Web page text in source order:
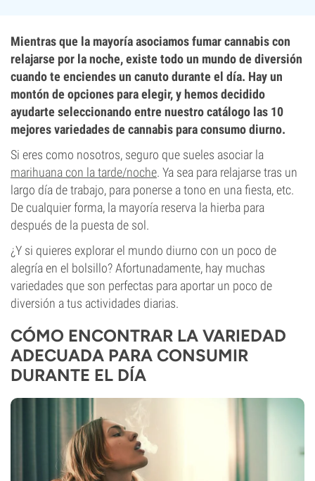
Mientras que la mayoría asociamos fumar cannabis con
relajarse por la noche, existe todo un mundo de diversión
cuando te enciendes un canuto durante el día. Hay un
montón de opciones para elegir, y hemos decidido
ayudarte seleccionando entre nuestro catálogo las 10
mejores variedades de cannabis para consumo diurno.
Si eres como nosotros, seguro que sueles asociar la
marihuana con la tarde/noche. Ya sea para relajarse tras un
largo día de trabajo, para ponerse a tono en una fiesta, etc.
De cualquier forma, la mayoría reserva la hierba para
después de la puesta de sol.
¿Y si quieres explorar el mundo diurno con un poco de
alegría en el bolsillo? Afortunadamente, hay muchas
variedades que son perfectas para aportar un poco de
diversión a tus actividades diarias.
CÓMO ENCONTRAR LA VARIEDAD
ADECUADA PARA CONSUMIR
DURANTE EL DÍA